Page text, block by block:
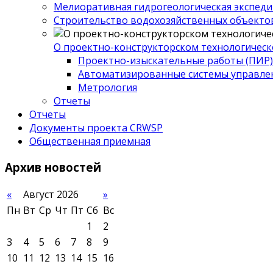
Мелиоративная гидрогеологическая
Строительство водохозяйственных
О проектно-конструкторском
Проектно-изыскательные работы (ПИР)
Автоматизированные системы
Метрология
Отчеты
Отчеты
Документы проекта CRWSP
Общественная приемная
Архив новостей
« Август 2026
»
Пн Вт Ср Чт Пт Сб Вс
1
2
3
4 5 6 7 8
9
10 11 12 13 14 15 16